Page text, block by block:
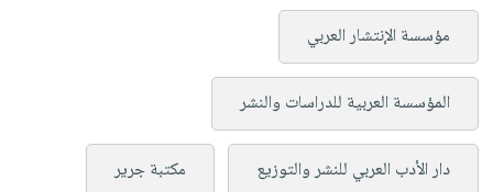
مؤسسة الإنتشار العربي
المؤسسة العربية للدراسات والنشر
دار الأدب العربي للنشر والتوزيع مكتبة جرير